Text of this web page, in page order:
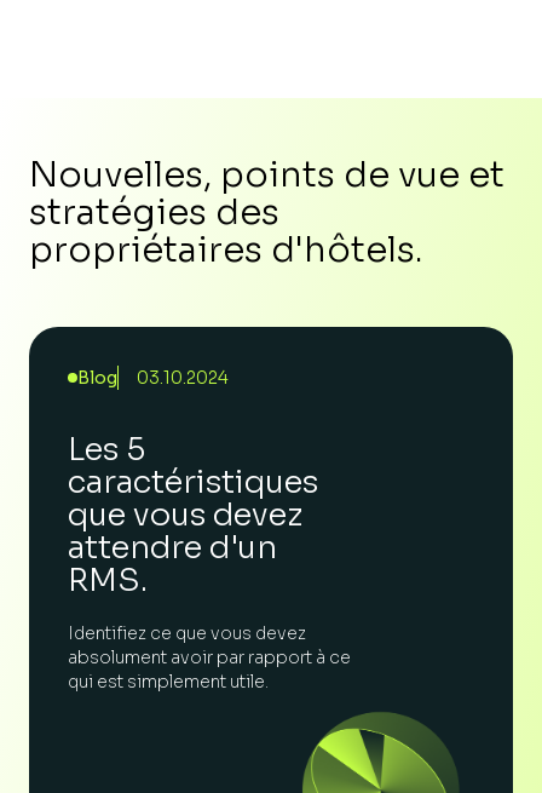
Nouvelles, points de vue et
stratégies des
propriétaires d'hôtels.
Blog 03.10.2024
Les 5
caractéristiques
que vous devez
attendre d'un
RMS.
Identifiez ce que vous devez
absolument avoir par rapport à ce
qui est simplement utile.